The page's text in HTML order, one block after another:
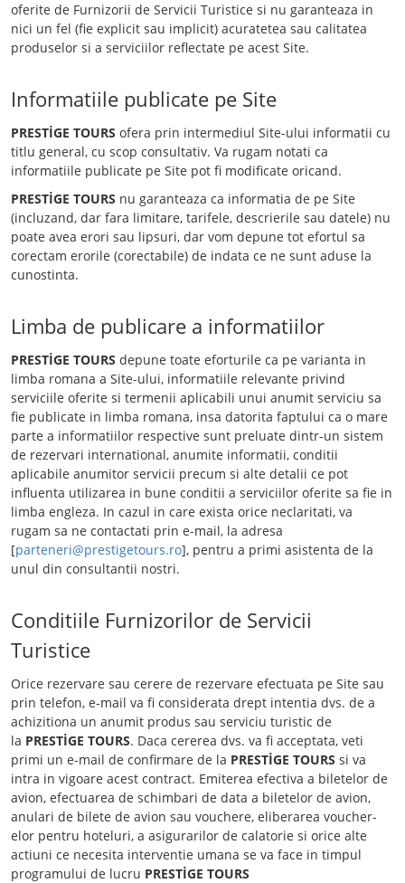
oferite de Furnizorii de Servicii Turistice si nu garanteaza in
nici un fel (fie explicit sau implicit) acuratetea sau calitatea
produselor si a serviciilor reflectate pe acest Site.
Informatiile publicate pe Site
PRESTİGE TOURS ofera prin intermediul Site-ului informatii cu
titlu general, cu scop consultativ. Va rugam notati ca
informatiile publicate pe Site pot fi modificate oricand.
PRESTİGE TOURS nu garanteaza ca informatia de pe Site
(incluzand, dar fara limitare, tarifele, descrierile sau datele) nu
poate avea erori sau lipsuri, dar vom depune tot efortul sa
corectam erorile (corectabile) de indata ce ne sunt aduse la
cunostinta.
Limba de publicare a informatiilor
PRESTİGE TOURS depune toate eforturile ca pe varianta in
limba romana a Site-ului, informatiile relevante privind
serviciile oferite si termenii aplicabili unui anumit serviciu sa
fie publicate in limba romana, insa datorita faptului ca o mare
parte a informatiilor respective sunt preluate dintr-un sistem
de rezervari international, anumite informatii, conditii
aplicabile anumitor servicii precum si alte detalii ce pot
influenta utilizarea in bune conditii a serviciilor oferite sa fie in
limba engleza. In cazul in care exista orice neclaritati, va
rugam sa ne contactati prin e-mail, la adresa
[parteneri@prestigetours.ro], pentru a primi asistenta de la
unul din consultantii nostri.
Conditiile Furnizorilor de Servicii
Turistice
Orice rezervare sau cerere de rezervare efectuata pe Site sau
prin telefon, e-mail va fi considerata drept intentia dvs. de a
achizitiona un anumit produs sau serviciu turistic de
la PRESTİGE TOURS. Daca cererea dvs. va fi acceptata, veti
primi un e-mail de confirmare de la PRESTİGE TOURS si va
intra in vigoare acest contract. Emiterea efectiva a biletelor de
avion, efectuarea de schimbari de data a biletelor de avion,
anulari de bilete de avion sau vouchere, eliberarea voucher-
elor pentru hoteluri, a asigurarilor de calatorie si orice alte
actiuni ce necesita interventie umana se va face in timpul
programului de lucru PRESTİGE TOURS